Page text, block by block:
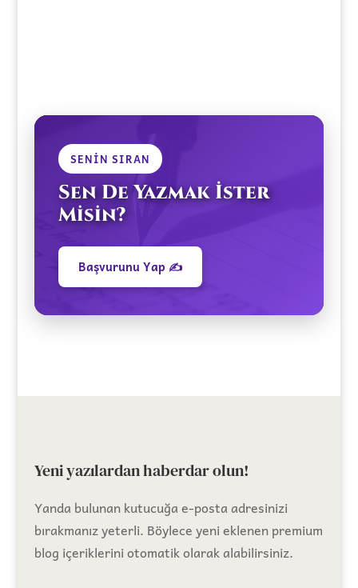
SENIN SIRAN
Sen De Yazmak İster
Misin?
Başvurunu Yap ✍️
Yeni yazılardan haberdar olun!
Yanda bulunan kutucuğa e-posta adresinizi
bırakmanız yeterli. Böylece yeni eklenen premium
blog içeriklerini otomatik olarak alabilirsiniz.